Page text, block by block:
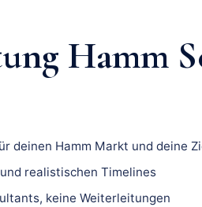
Hamm
deinen Hamm Markt und deine
realistischen Timelines
keine Weiterleitungen